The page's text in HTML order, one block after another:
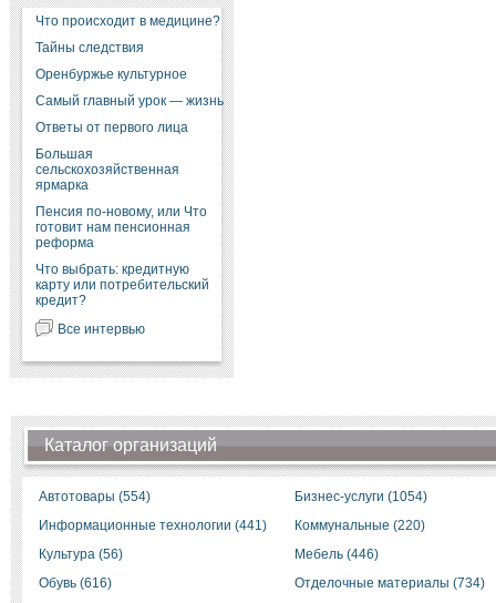
Что происходит в медицине?
Тайны следствия
Оренбуржье культурное
Самый главный урок — жизнь
Ответы от первого лица
Большая
сельскохозяйственная
ярмарка
Пенсия по-новому, или Что
готовит нам пенсионная
реформа
Что выбрать: кредитную
карту или потребительский
кредит?
Все интервью
Каталог организаций
Автотовары (554)
Бизнес-услуги (1054)
Информационные технологии (441)
Коммунальные (220)
Культура (56)
Мебель (446)
Обувь (616)
Отделочные материалы (734)